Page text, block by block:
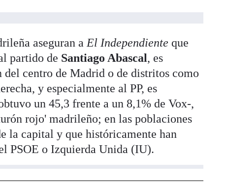
aseguran aEl Independiente que
partido de Santiago Abascal, es
del centro de Madrid o de distritos como
y especialmente al PP, es
un 45,3 frente a un 8,1% de Vox-,
rojo' madrileño; en las poblaciones
la capital y que históricamente han
PSOE o Izquierda Unida (IU).